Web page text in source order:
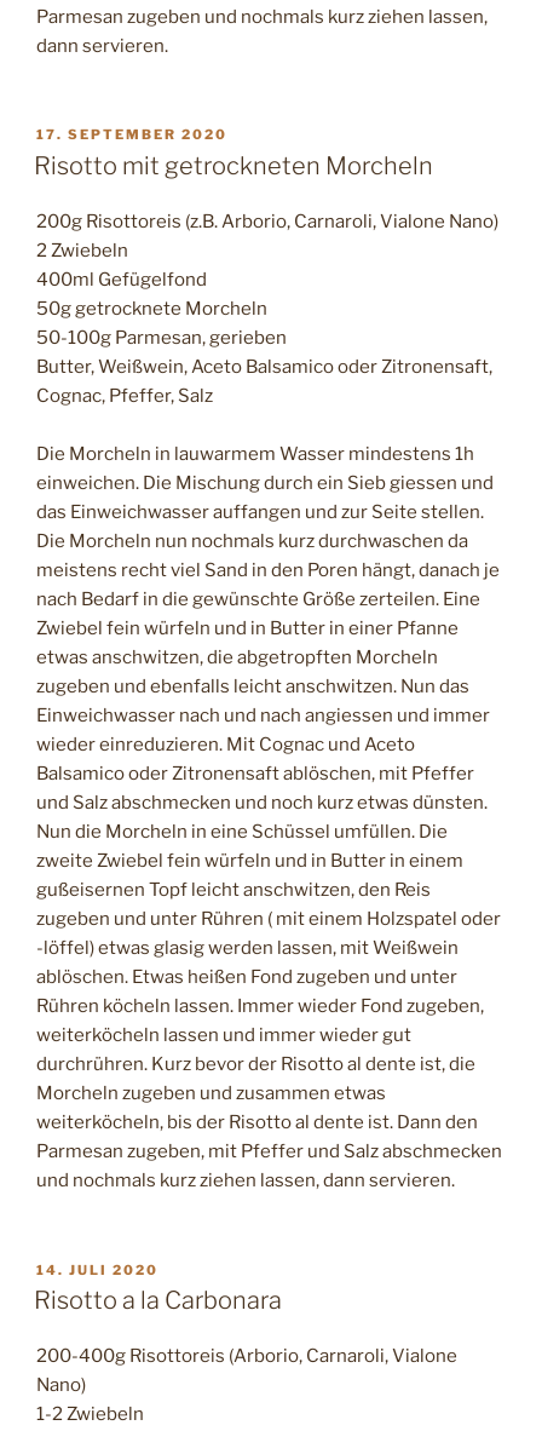
Parmesan zugeben und nochmals kurz ziehen lassen,
dann servieren.
VERÖFFENTLICHT
AM
17. SEPTEMBER 2020
Risotto mit getrockneten Morcheln
200g Risottoreis (z.B. Arborio, Carnaroli, Vialone Nano)
2 Zwiebeln
400ml Gefügelfond
50g getrocknete Morcheln
50-100g Parmesan, gerieben
Butter, Weißwein, Aceto Balsamico oder Zitronensaft,
Cognac, Pfeffer, Salz
Die Morcheln in lauwarmem Wasser mindestens 1h
einweichen. Die Mischung durch ein Sieb giessen und
das Einweichwasser auffangen und zur Seite stellen.
Die Morcheln nun nochmals kurz durchwaschen da
meistens recht viel Sand in den Poren hängt, danach je
nach Bedarf in die gewünschte Größe zerteilen. Eine
Zwiebel fein würfeln und in Butter in einer Pfanne
etwas anschwitzen, die abgetropften Morcheln
zugeben und ebenfalls leicht anschwitzen. Nun das
Einweichwasser nach und nach angiessen und immer
wieder einreduzieren. Mit Cognac und Aceto
Balsamico oder Zitronensaft ablöschen, mit Pfeffer
und Salz abschmecken und noch kurz etwas dünsten.
Nun die Morcheln in eine Schüssel umfüllen. Die
zweite Zwiebel fein würfeln und in Butter in einem
gußeisernen Topf leicht anschwitzen, den Reis
zugeben und unter Rühren ( mit einem Holzspatel oder
-löffel) etwas glasig werden lassen, mit Weißwein
ablöschen. Etwas heißen Fond zugeben und unter
Rühren köcheln lassen. Immer wieder Fond zugeben,
weiterköcheln lassen und immer wieder gut
durchrühren. Kurz bevor der Risotto al dente ist, die
Morcheln zugeben und zusammen etwas
weiterköcheln, bis der Risotto al dente ist. Dann den
Parmesan zugeben, mit Pfeffer und Salz abschmecken
und nochmals kurz ziehen lassen, dann servieren.
VERÖFFENTLICHT
AM
14. JULI 2020
Risotto a la Carbonara
200-400g Risottoreis (Arborio, Carnaroli, Vialone
Nano)
1-2 Zwiebeln